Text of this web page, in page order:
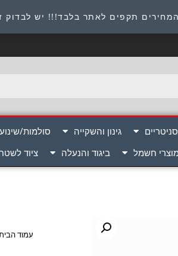
המחירים תקפים לאתר בלבד!!! יש לבדוק
כתובת : היוזמים 9 אור יהודה שירות לקוחות 054-8945722
גינון והשקייה סולמות/
מוצרי חשמל ביגוד והנעלה ציוד
עמוד